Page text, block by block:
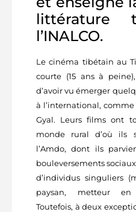
littérature
l’INALCO.
Le cinéma tibétain au
courte (15 ans à
d’avoir vu émerger
à l’international,
Gyal. Leurs films ont
monde rural d’où ils
l’Amdo, dont ils
bouleversements
d’individus singuliers
paysan, metteur en
Toutefois, à deux